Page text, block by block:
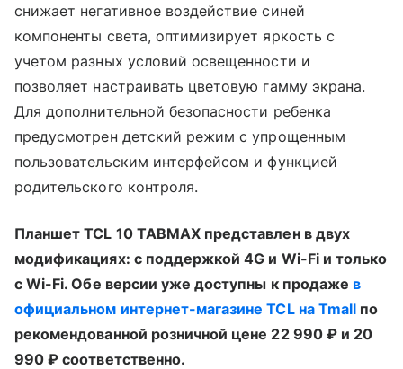
снижает негативное воздействие синей
компоненты света, оптимизирует яркость с
учетом разных условий освещенности и
позволяет настраивать цветовую гамму экрана.
Для дополнительной безопасности ребенка
предусмотрен детский режим с упрощенным
пользовательским интерфейсом и функцией
родительского контроля.
Планшет TCL 10 TABMAX представлен в двух
модификациях: с поддержкой 4G и Wi-Fi и только
с Wi-Fi. Обе версии уже доступны к продаже в
официальном интернет-магазине TCL на Tmall по
рекомендованной розничной цене 22 990 ₽ и 20
990 ₽ соответственно.